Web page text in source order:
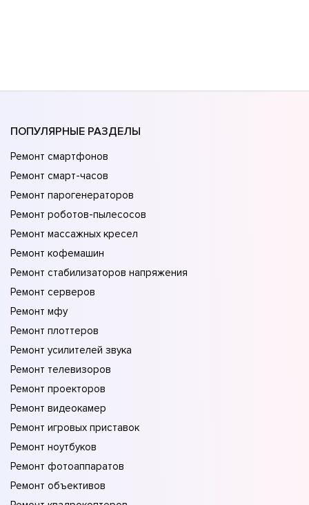
ПОПУЛЯРНЫЕ РАЗДЕЛЫ
Ремонт смартфонов
Ремонт смарт-часов
Ремонт парогенераторов
Ремонт роботов-пылесосов
Ремонт массажных кресел
Ремонт кофемашин
Ремонт стабилизаторов напряжения
Ремонт серверов
Ремонт мфу
Ремонт плоттеров
Ремонт усилителей звука
Ремонт телевизоров
Ремонт проекторов
Ремонт видеокамер
Ремонт игровых приставок
Ремонт ноутбуков
Ремонт фотоаппаратов
Ремонт объективов